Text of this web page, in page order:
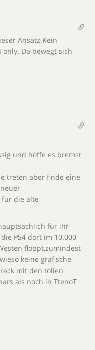
Ansatz.Kein
Da bewegt sich
und hoffe es bremst
treten aber finde eine
für die alte
für ihr
PS4 dort im 10.000
floppt,zumindest
keine grafische
mit den tollen
als noch in TtenoT